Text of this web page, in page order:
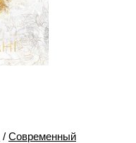
/ Современный